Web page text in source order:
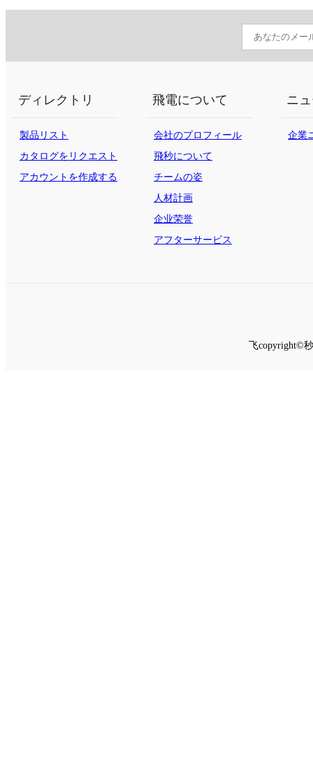
ディレクトリ
製品リスト
カタログをリクエスト
する
アカウントを作成する
飛電について
会社のプロフィール
飛秒について
チームの姿
人材計画
企业荣誉
アフターサービス
ニ
企業
飞copyright©